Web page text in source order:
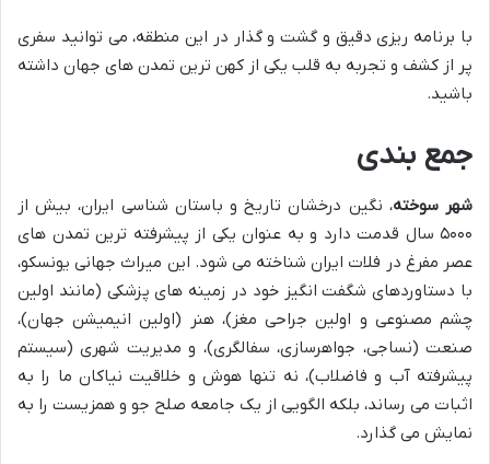
با برنامه ریزی دقیق و گشت و گذار در این منطقه، می توانید سفری
پر از کشف و تجربه به قلب یکی از کهن ترین تمدن های جهان داشته
باشید.
جمع بندی
شهر سوخته، نگین درخشان تاریخ و باستان شناسی ایران، بیش از
۵۰۰۰ سال قدمت دارد و به عنوان یکی از پیشرفته ترین تمدن های
عصر مفرغ در فلات ایران شناخته می شود. این میراث جهانی یونسکو،
با دستاوردهای شگفت انگیز خود در زمینه های پزشکی (مانند اولین
چشم مصنوعی و اولین جراحی مغز)، هنر (اولین انیمیشن جهان)،
صنعت (نساجی، جواهرسازی، سفالگری)، و مدیریت شهری (سیستم
پیشرفته آب و فاضلاب)، نه تنها هوش و خلاقیت نیاکان ما را به
اثبات می رساند، بلکه الگویی از یک جامعه صلح جو و همزیست را به
نمایش می گذارد.